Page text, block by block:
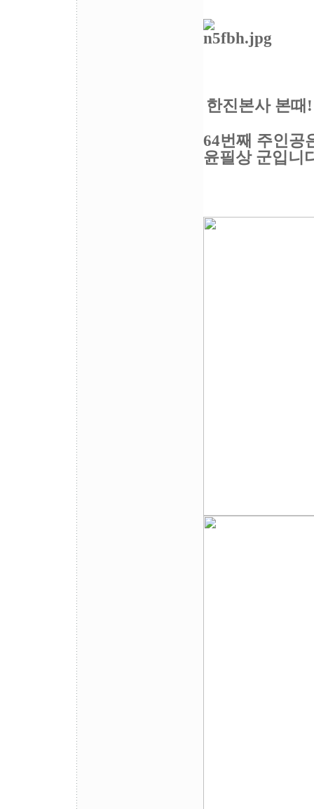
한진본사 본
64번째 주인공
윤필상 군입니